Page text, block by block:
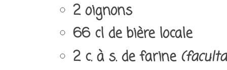
2 oignons
66 cl de bière locale
2 c. à s. de farine